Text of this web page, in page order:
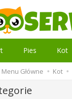
Pies Kot
Menu Główne Kot